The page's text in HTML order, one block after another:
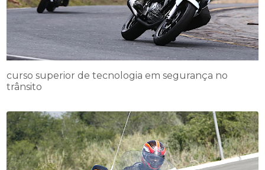
curso superior de tecnologia em segurança no
trânsito